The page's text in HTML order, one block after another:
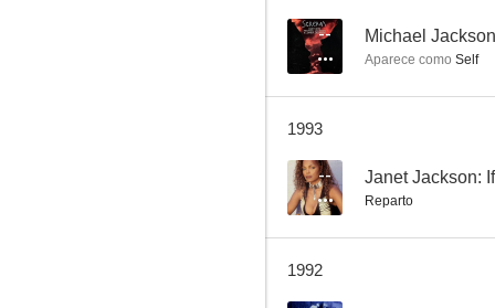
-- Michael
Aparece como Self
1993
-- Janet Jackson: If
Reparto
1992